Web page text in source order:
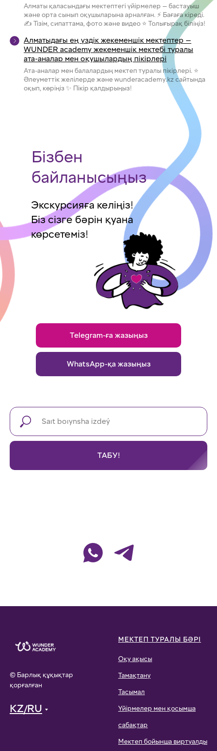
Алматы қаласындағы мектептегі үйірмелер — бастауыш
және орта сынып оқушыларына арналған. ⚡ Бағаға кіреді.
✍ Тізім, сипаттама, фото және видео ⭐ Толығырақ біліңіз!
Алматыдағы ең үздік жекеменшік мектептер —
WUNDER academy жекеменшік мектебі туралы
ата-аналар мен оқушылардың пікірлері
Ата-аналар мен балалардың мектеп туралы пікірлері. ⭐
Әлеуметтік желілерде және wunderacademy.kz сайтында
оқып, көріңіз ✨ Пікір қалдырыңыз!
Бізбен
байланысыңыз
Экскурсияға келіңіз!
Біз сізге бәрін қуана
көрсетеміз!
Telegram-ға жазыңыз
WhatsApp-қа жазыңыз
ТАБУ!
© Барлық құқықтар
қорғалған
KZ/RU
МЕКТЕП ТУРАЛЫ БӘРІ
Оқу ақысы
Тамақтану
Тасымал
Үйірмелер мен қосымша
сабақтар
Мектеп бойынша виртуалды